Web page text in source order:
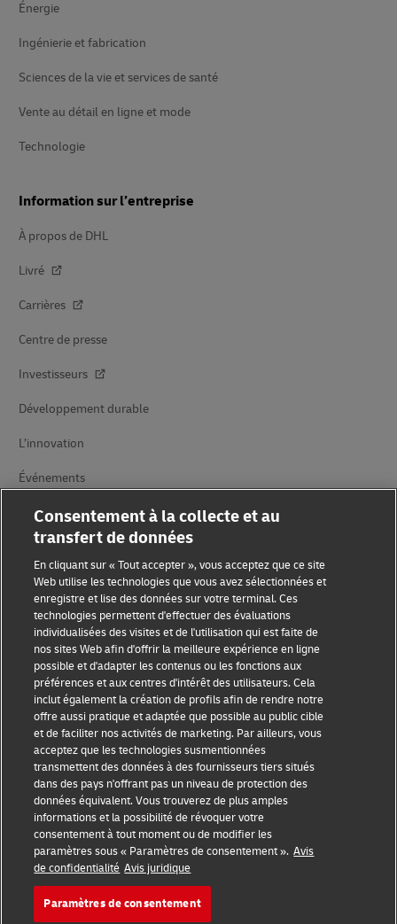
Énergie
Ingénierie et fabrication
Sciences de la vie et services de santé
Vente au détail en ligne et mode
Technologie
Information sur l’entreprise
À propos de DHL
Livré
Carrières
Centre de presse
Investisseurs
Développement durable
L’innovation
Événements
Partenariats de marques
Sensibilisation à la fraude
Mention légale
Conditions d’utilisation
Avis de confidentialité
Informations complémentaires
Paramètres des cookies
Suivez-nous
Consentement à la collecte et au
transfert de données
En cliquant sur « Tout accepter », vous acceptez que ce site
Web utilise les technologies que vous avez sélectionnées et
enregistre et lise des données sur votre terminal. Ces
technologies permettent d'effectuer des évaluations
individualisées des visites et de l'utilisation qui est faite de
nos sites Web afin d'offrir la meilleure expérience en ligne
possible et d'adapter les contenus ou les fonctions aux
préférences et aux centres d'intérêt des utilisateurs. Cela
inclut également la création de profils afin de rendre notre
offre aussi pratique et adaptée que possible au public cible
et de faciliter nos activités de marketing. Par ailleurs, vous
acceptez que les technologies susmentionnées
transmettent des données à des fournisseurs tiers situés
dans des pays n'offrant pas un niveau de protection des
données équivalent. Vous trouverez de plus amples
informations et la possibilité de révoquer votre
consentement à tout moment ou de modifier les
paramètres sous « Paramètres de consentement ». Avis
de confidentialité Avis juridique
Paramètres de consentement